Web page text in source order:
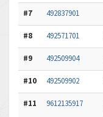
#7 492837901
#8 492571701
#9 492509904
#10 492509902
#11 9612135917